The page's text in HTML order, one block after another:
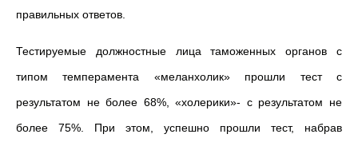
правильных ответов.
Тестируемые должностные лица таможенных органов с
типом темперамента «меланхолик» прошли тест с
результатом не более 68%, «холерики»- с результатом не
более 75%. При этом, успешно прошли тест, набрав